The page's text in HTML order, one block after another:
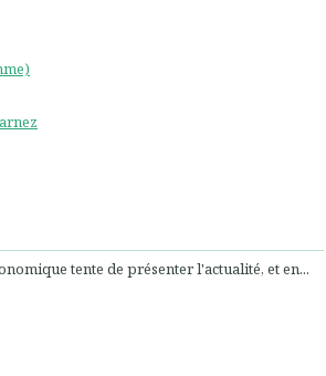
tente de présenter l'actualité, et en...